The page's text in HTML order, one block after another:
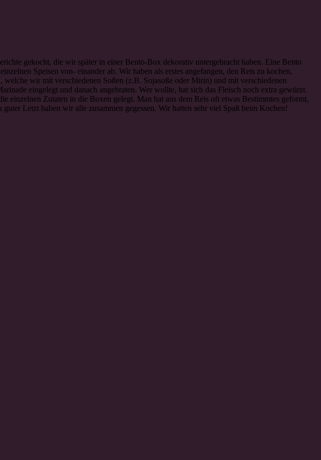
gekocht, die wir später in einer Bento-Box dekorativ untergebracht haben. Eine Bento
Speisen von- einander ab. Wir haben als erstes angefangen, den Reis zu kochen,
wir mit verschiedenen Soßen (z.B. Sojasoße oder Mirin) und mit verschiedenen
eingelegt und danach angebraten. Wer wollte, hat sich das Fleisch noch extra gewürzt.
einzelnen Zutaten in die Boxen gelegt. Man hat aus dem Reis oft etwas Bestimmtes geformt,
Letzt haben wir alle zusammen gegessen. Wir hatten sehr viel Spaß beim Kochen!